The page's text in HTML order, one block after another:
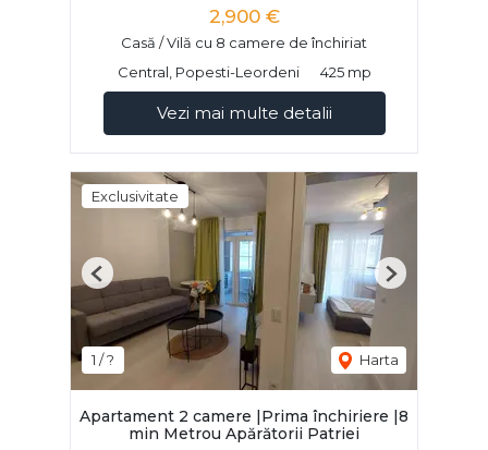
2,900 €
Casă / Vilă cu 8 camere de închiriat
Central, Popesti-Leordeni
425 mp
Vezi mai multe detalii
Exclusivitate
1 / ? Harta
Previous Next
Apartament 2 camere |Prima închiriere |8
min Metrou Apărătorii Patriei